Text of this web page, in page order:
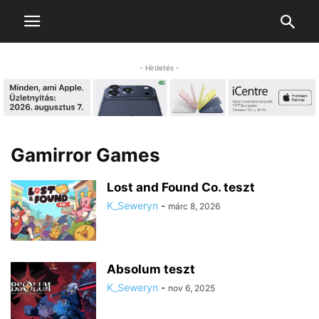
- Hirdetés -
Gamirror Games
Lost and Found Co. teszt
K_Seweryn - márc 8, 2026
Absolum teszt
K_Seweryn - nov 6, 2025